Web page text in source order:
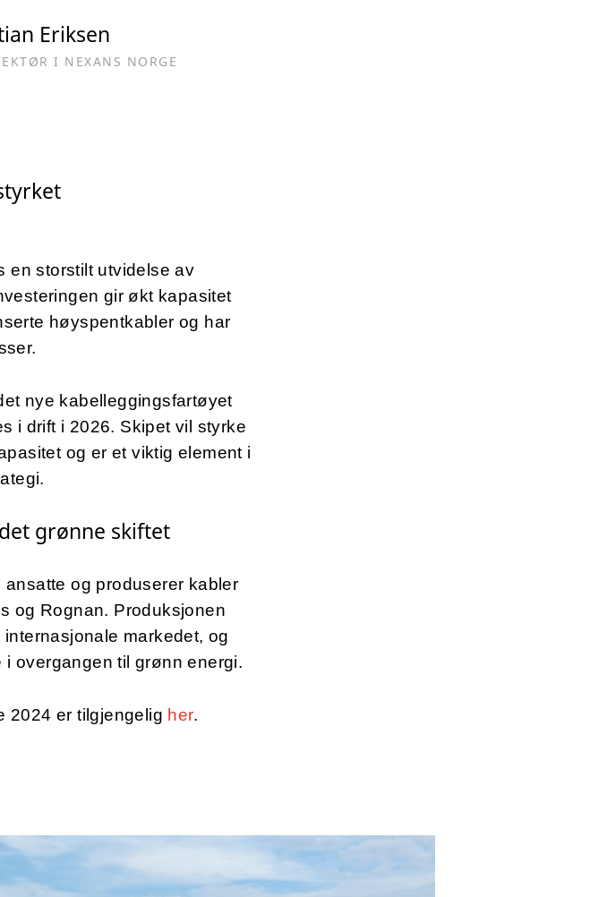
Eriksen
I NEXANS NORGE
en storstilt utvidelse av
gir økt kapasitet
høyspentkabler og har
nye kabelleggingsfartøyet
i drift i 2026. Skipet vil styrke
og er et viktig element i
grønne skiftet
og produserer kabler
og Rognan. Produksjonen
markedet, og
overgangen til grønn energi.
2024 er tilgjengelig her.